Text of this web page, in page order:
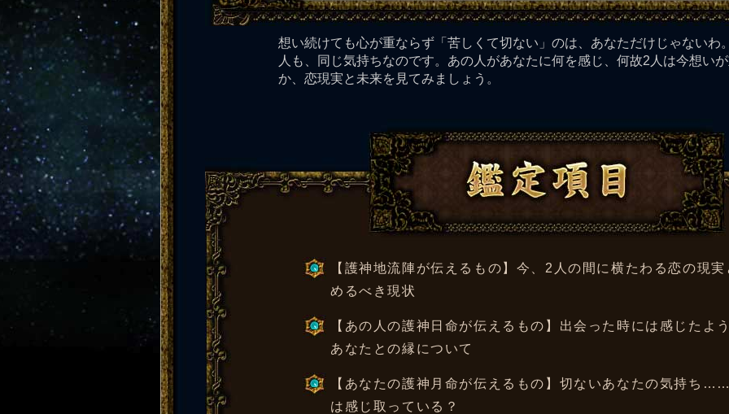
想い続けても心が重ならず「苦しくて切ない」のは、あなただけじゃないわ
人も、同じ気持ちなのです。あの人があなたに何を感じ、何故2人は今想い
か、恋現実と未来を見てみましょう。
【護神地流陣が伝えるもの】今、2人の間に横たわる恋の現
めるべき現状
【あの人の護神日命が伝えるもの】出会った時には感じたよ
あなたとの縁について
【あなたの護神月命が伝えるもの】切ないあなたの気持ち
は感じ取っている？